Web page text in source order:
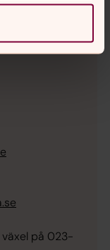
växel på 023-